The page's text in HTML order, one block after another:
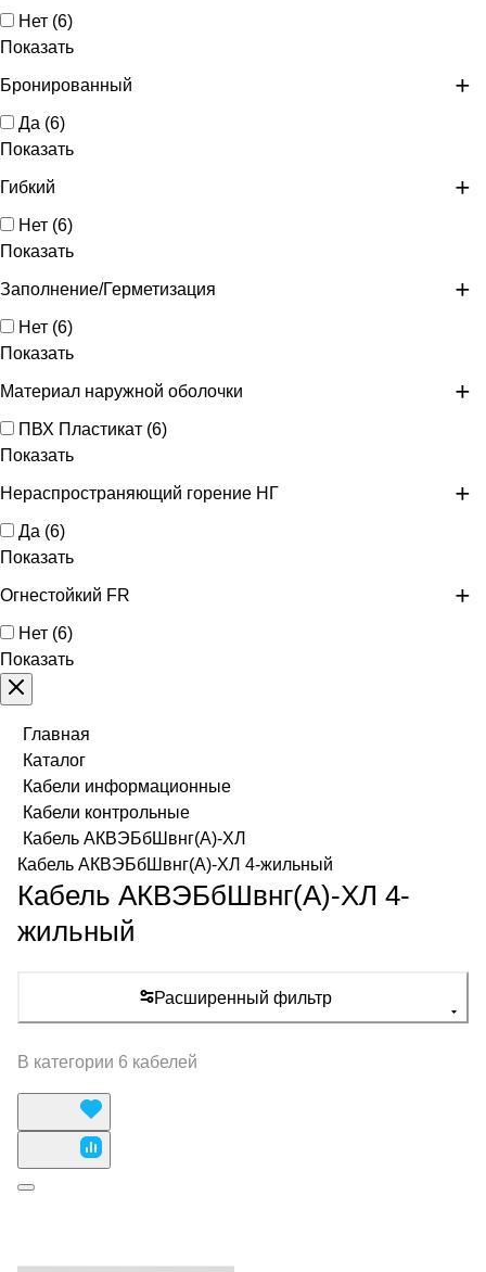
Нет (6)
Показать
Бронированный
Да (6)
Показать
Гибкий
Нет (6)
Показать
Заполнение/Герметизация
Нет (6)
Показать
Материал наружной оболочки
ПВХ Пластикат (6)
Показать
Нераспространяющий горение НГ
Да (6)
Показать
Огнестойкий FR
Нет (6)
Показать
Главная
Каталог
Кабели информационные
Кабели контрольные
Кабель АКВЭБбШвнг(А)-ХЛ
Кабель АКВЭБбШвнг(А)-ХЛ 4-жильный
Кабель АКВЭБбШвнг(А)-ХЛ 4-
жильный
Расширенный фильтр
В категории 6 кабелей